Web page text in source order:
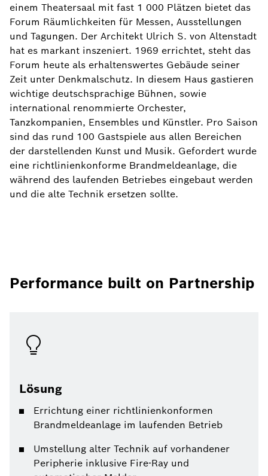
einem Theatersaal mit fast 1 000 Plätzen bietet das
Forum Räumlichkeiten für Messen, Ausstellungen
und Tagungen. Der Architekt Ulrich S. von Altenstadt
hat es markant inszeniert. 1969 errichtet, steht das
Forum heute als erhaltenswertes Gebäude seiner
Zeit unter Denkmalschutz. In diesem Haus gastieren
wichtige deutschsprachige Bühnen, sowie
international renommierte Orchester,
Tanzkompanien, Ensembles und Künstler. Pro Saison
sind das rund 100 Gastspiele aus allen Bereichen
der darstellenden Kunst und Musik. Gefordert wurde
eine richtlinienkonforme Brandmeldeanlage, die
während des laufenden Betriebes eingebaut werden
und die alte Technik ersetzen sollte.
Performance built on Partnership
Lösung
Errichtung einer richtlinienkonformen
Brandmeldeanlage im laufenden Betrieb
Umstellung alter Technik auf vorhandener
Peripherie inklusive Fire-Ray und